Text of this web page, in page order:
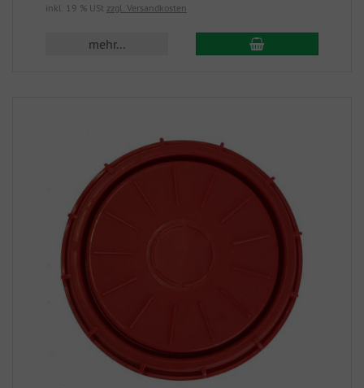
inkl. 19 % USt zzgl. Versandkosten
mehr...